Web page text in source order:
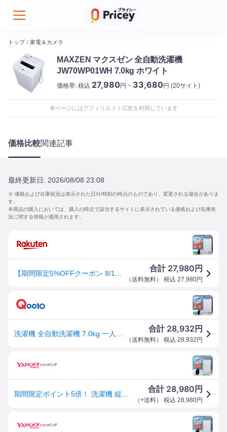
トップ / 家電＆カメラ
MAXZEN マクスゼン 全自動洗濯機
JW70WP01WH 7.0kg ホワイト
価格帯: 税込 27,980円 ~ 33,680円 (20サイト)
本ページにはアフィリエイト広告を利用しています
価格比較関連記事
最終更新日: 2026/08/08 23:08
※ 価格および在庫状況は表示された日付/時刻の時点のものであり、変更される場合がありま
す。
本商品の購入においては、購入の時点で該当するサイトに表示されている価格および在庫状
況に関する情報が適用されます。
合計 27,980 円
（送料無料） 税込 27,980円
合計 28,932 円
（送料無料） 税込 28,932 円
合計 28,980 円
（+送料） 税込 28,980円